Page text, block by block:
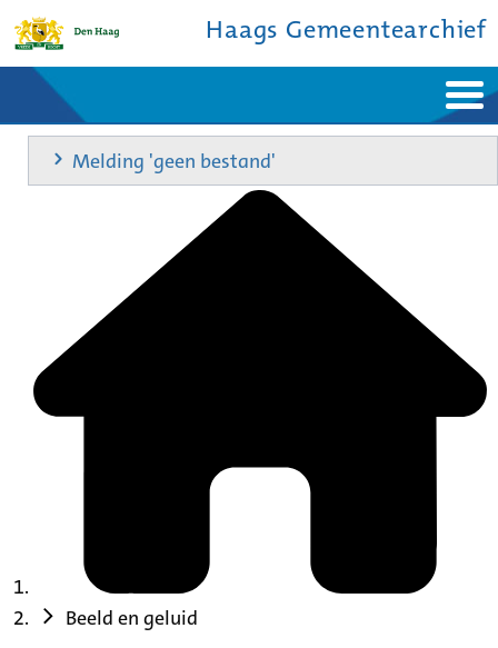
Haags Gemeentearchief
Home
Nieuws
Ontdek de stad
De studiezaal
Bronnen en collecties
Melding 'geen bestand'
Beeld en geluid